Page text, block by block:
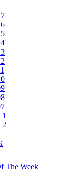
2
The Week